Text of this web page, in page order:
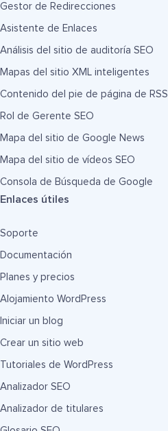
Gestor de Redirecciones
Asistente de Enlaces
Análisis del sitio de auditoría SEO
Mapas del sitio XML inteligentes
Contenido del pie de página de RSS
Rol de Gerente SEO
Mapa del sitio de Google News
Mapa del sitio de vídeos SEO
Consola de Búsqueda de Google
Enlaces útiles
Soporte
Documentación
Planes y precios
Alojamiento WordPress
Iniciar un blog
Crear un sitio web
Tutoriales de WordPress
Analizador SEO
Analizador de titulares